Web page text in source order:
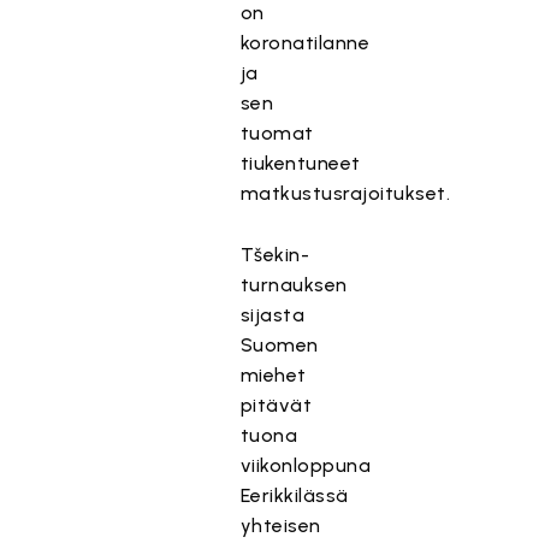
on
koronatilanne
ja
sen
tuomat
tiukentuneet
matkustusrajoitukset.
Tšekin-
turnauksen
sijasta
Suomen
miehet
pitävät
tuona
viikonloppuna
Eerikkilässä
yhteisen